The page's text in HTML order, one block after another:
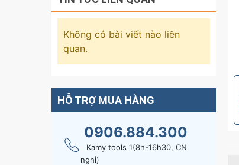
Không có bài viết nào liên
quan.
HỖ TRỢ MUA HÀNG
0906.884.300
Kamy tools 1(8h-16h30, CN
nghỉ)